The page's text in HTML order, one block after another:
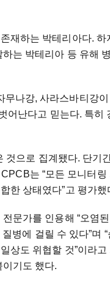
재하는 박테리아다. 하
는 박테리아 등 유해
나강, 사라스바티강
어난다고 믿는다. 특히
으로 집계됐다. 단기
는 “모든 모니터
한 상태였다”고 평가했
문가를 인용해 “오염
병에 걸릴 수 있다”며
상도 위협할 것”이라
기도 했다.